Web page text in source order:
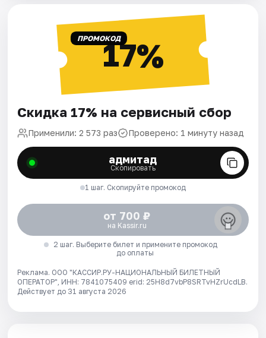
ПРОМОКОД17%
Скидка 17% на сервисный сбор
Применили: 2 573 раз Проверено: 1 минуту назад
адмитад
Скопировать
1 шаг. Скопируйте промокод
от 700 ₽
на Kassir.ru
2 шаг. Выберите билет и примените промокод
до оплаты
Реклама. ООО "КАССИР.РУ-НАЦИОНАЛЬНЫЙ БИЛЕТНЫЙ
ОПЕРАТОР", ИНН: 7841075409 erid: 25H8d7vbP8SRTvHZrUcdLB.
Действует до 31 августа 2026